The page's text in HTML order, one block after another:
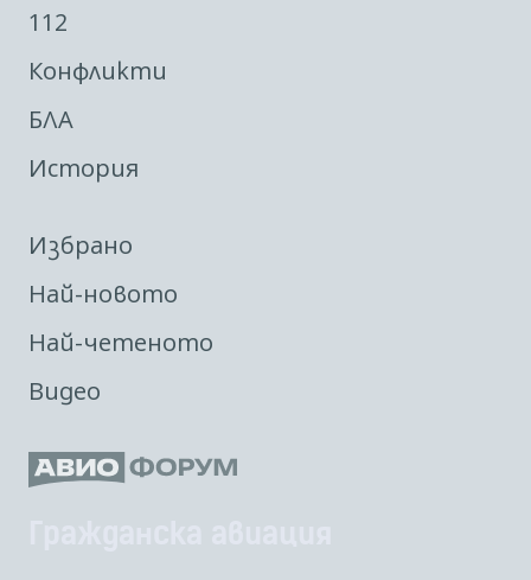
112
Конфликти
БЛА
История
Избрано
Най-новото
Най-четеното
Видео